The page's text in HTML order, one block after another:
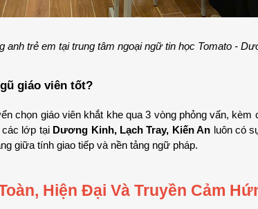
anh trẻ em tại trung tâm ngoại ngữ tin học Tomato -
giáo viên tốt?
chọn giáo viên khắt khe qua 3 vòng phỏng vấn, kèm
các lớp tại Dương Kinh, Lạch Tray, Kiến An luôn có
giữa tính giao tiếp và nền tảng ngữ pháp.
Hiện Đại Và Truyền Cảm